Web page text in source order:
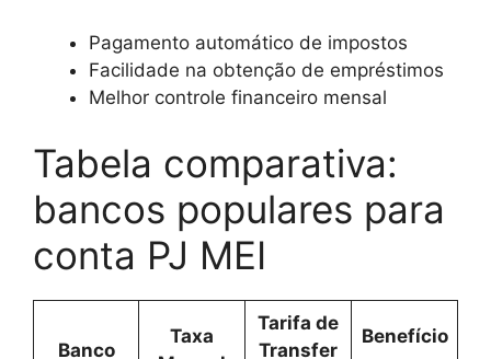
Pagamento automático de impostos
Facilidade na obtenção de empréstimos
Melhor controle financeiro mensal
Tabela comparativa:
bancos populares para
conta PJ MEI
Banco
Taxa
Tarifa de
Transfer
Benefício